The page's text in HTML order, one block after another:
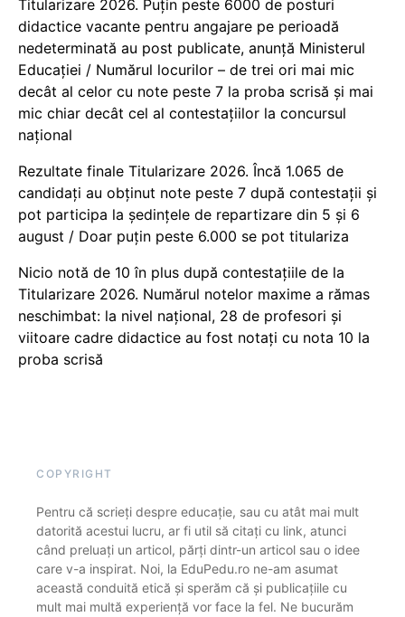
Titularizare 2026. Puțin peste 6000 de posturi
didactice vacante pentru angajare pe perioadă
nedeterminată au post publicate, anunță Ministerul
Educației / Numărul locurilor – de trei ori mai mic
decât al celor cu note peste 7 la proba scrisă și mai
mic chiar decât cel al contestațiilor la concursul
național
Rezultate finale Titularizare 2026. Încă 1.065 de
candidați au obținut note peste 7 după contestații și
pot participa la ședințele de repartizare din 5 și 6
august / Doar puțin peste 6.000 se pot titulariza
Nicio notă de 10 în plus după contestațiile de la
Titularizare 2026. Numărul notelor maxime a rămas
neschimbat: la nivel național, 28 de profesori și
viitoare cadre didactice au fost notați cu nota 10 la
proba scrisă
COPYRIGHT
Pentru că scrieți despre educație, sau cu atât mai mult
datorită acestui lucru, ar fi util să citați cu link, atunci
când preluați un articol, părți dintr-un articol sau o idee
care v-a inspirat. Noi, la EduPedu.ro ne-am asumat
această conduită etică și sperăm că și publicațiile cu
mult mai multă experiență vor face la fel. Ne bucurăm